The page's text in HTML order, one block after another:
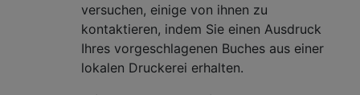
versuchen, einige von ihnen zu
kontaktieren, indem Sie einen Ausdruck
Ihres vorgeschlagenen Buches aus einer
lokalen Druckerei erhalten.